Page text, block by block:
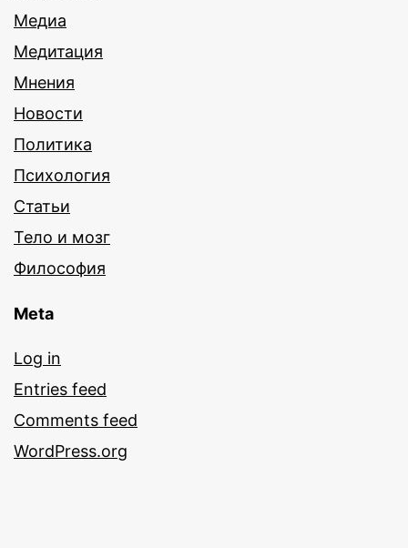
Медиа
Медитация
Мнения
Новости
Политика
Психология
Статьи
Тело и мозг
Философия
Meta
Log in
Entries feed
Comments feed
WordPress.org